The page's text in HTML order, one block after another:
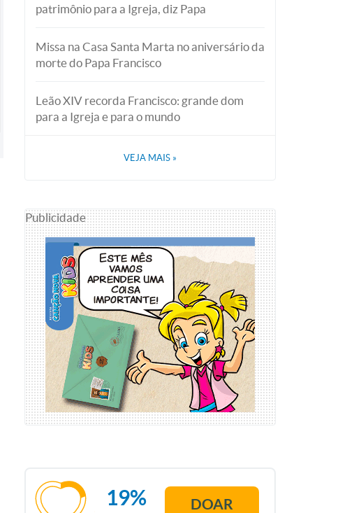
patrimônio para a Igreja, diz Papa
Missa na Casa Santa Marta no aniversário da
morte do Papa Francisco
Leão XIV recorda Francisco: grande dom
para a Igreja e para o mundo
VEJA MAIS »
Publicidade
19% DOAR